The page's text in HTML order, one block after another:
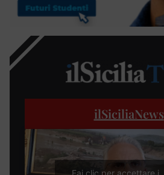
ilSiciliaNews